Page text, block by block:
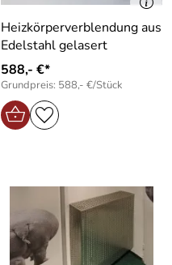
Heizkörperverblendung aus
Edelstahl gelasert
588,- €*
Grundpreis: 588,- €/Stück